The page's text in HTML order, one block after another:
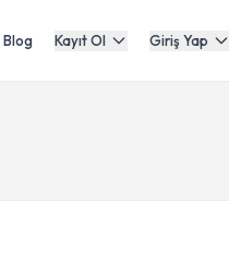
Blog Kayıt Ol Giriş Yap